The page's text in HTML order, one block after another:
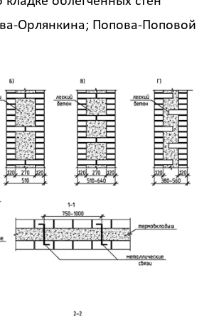
Орлянкина; Попова-Поповой